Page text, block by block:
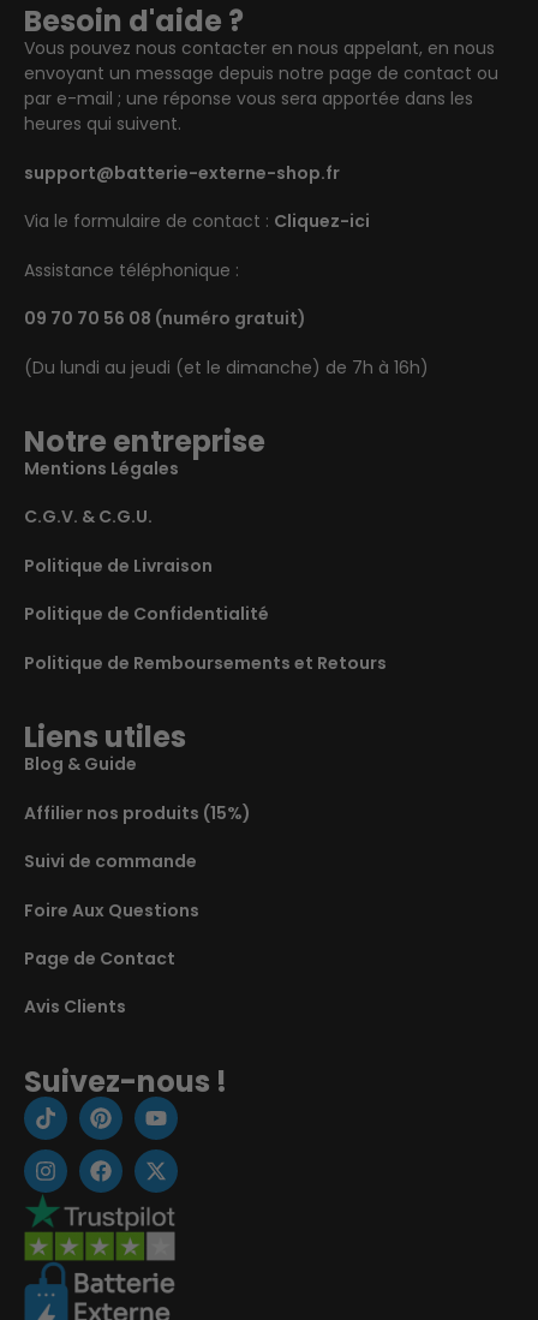
Besoin d'aide ?
Vous pouvez nous contacter en nous appelant, en nous
envoyant un message depuis notre page de contact ou
par e-mail ; une réponse vous sera apportée dans les
heures qui suivent.
support@batterie-externe-shop.fr
Via le formulaire de contact : Cliquez-ici
Assistance téléphonique :
09 70 70 56 08 (numéro gratuit)
(Du lundi au jeudi (et le dimanche) de 7h à 16h)
Notre entreprise
Mentions Légales
C.G.V. & C.G.U.
Politique de Livraison
Politique de Confidentialité
Politique de Remboursements et Retours
Liens utiles
Blog & Guide
Affilier nos produits (15%)
Suivi de commande
Foire Aux Questions
Page de Contact
Avis Clients
Suivez-nous !